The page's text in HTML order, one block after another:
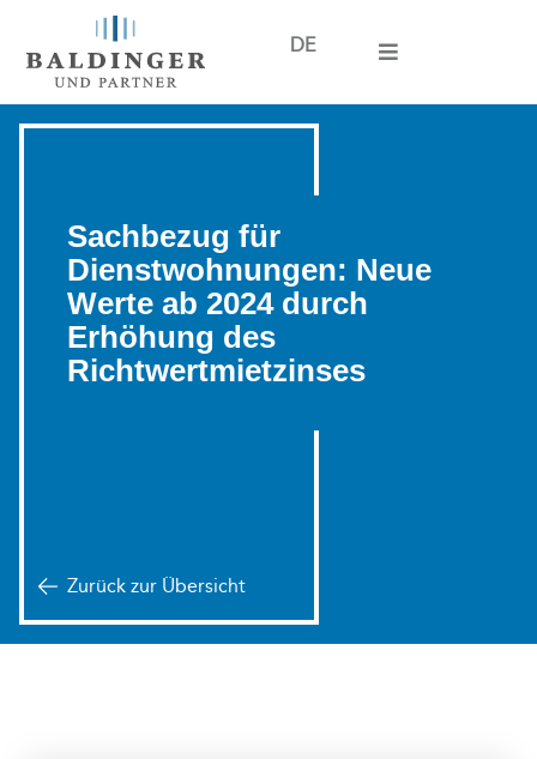
DE
Sachbezug für
Dienstwohnungen: Neue
Werte ab 2024 durch
Erhöhung des
Richtwertmietzinses
Zurück zur Übersicht